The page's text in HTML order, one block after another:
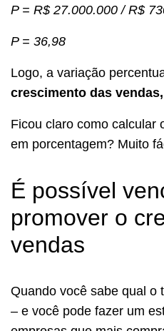
P = R$ 27.000.000 / R$
P = 36,98
Logo, a variação
crescimento das
Ficou claro como calcular
em porcentagem? Muito
É possível
promover o
vendas
Quando você sabe qual o
– e você pode fazer um